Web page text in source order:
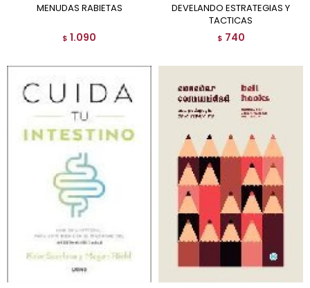
MENUDAS RABIETAS
$ 1.090
DEVELANDO ESTRATEGIAS Y
TACTICAS
$ 740